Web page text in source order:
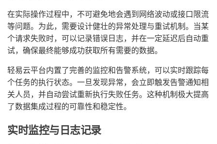
在实际操作过程中，不可避免地会遇到网络波动或接口限流
等问题。为此，需要设计健壮的异常处理与重试机制。当某
个请求失败时，可以记录错误日志，并在一定延迟后自动重
试，确保最终能够成功获取所有需要的数据。
轻易云平台内置了完善的监控和告警系统，可以实时跟踪每
个任务的执行状态。一旦发现异常，会立即触发告警通知相
关人员，并自动尝试重新执行失败任务。这种机制极大提高
了数据集成过程的可靠性和稳定性。
实时监控与日志记录